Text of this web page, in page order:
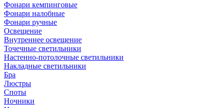
Фонари кемпинговые
Фонари налобные
Фонари ручные
Освещение
Внутреннее освещение
Точечные светильники
Настенно-потолочные светильники
Накладные светильники
Бра
Люстры
Споты
Ночники